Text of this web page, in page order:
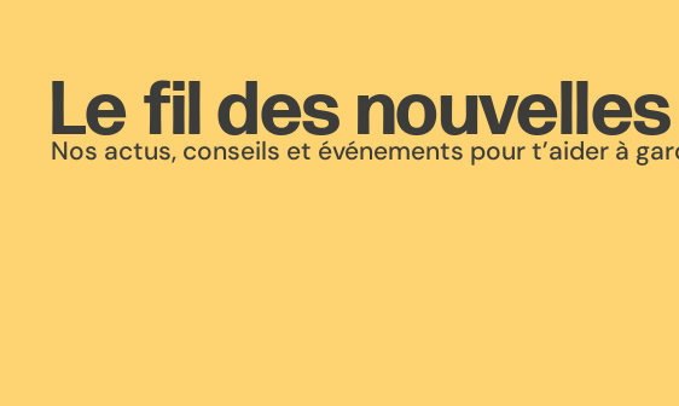
Le fil des nouvelles
Nos actus, conseils et événements pour t’aider à